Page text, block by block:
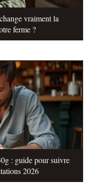
vraiment la
ferme ?
: guide pour suivre
2026